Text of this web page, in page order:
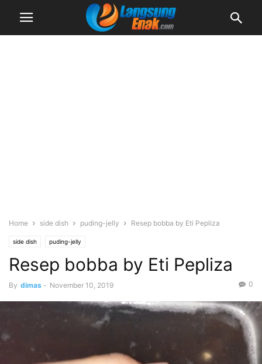
Home side dish puding-jelly Resep bobba by Eti Pepliza
side dish puding-jelly
Resep bobba by Eti Pepliza
By dimas - November 10, 2019 0